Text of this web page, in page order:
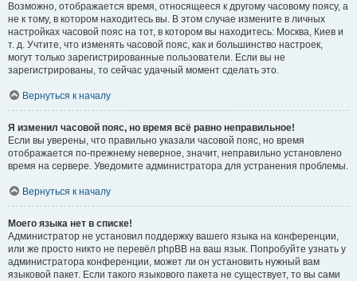
Возможно, отображается время, относящееся к другому часовому поясу, а
не к тому, в котором находитесь вы. В этом случае измените в личных
настройках часовой пояс на тот, в котором вы находитесь: Москва, Киев и
т. д. Учтите, что изменять часовой пояс, как и большинство настроек,
могут только зарегистрированные пользователи. Если вы не
зарегистрированы, то сейчас удачный момент сделать это.
Вернуться к началу
Я изменил часовой пояс, но время всё равно неправильное!
Если вы уверены, что правильно указали часовой пояс, но время
отображается по-прежнему неверное, значит, неправильно установлено
время на сервере. Уведомите администратора для устранения проблемы.
Вернуться к началу
Моего языка нет в списке!
Администратор не установил поддержку вашего языка на конференции,
или же просто никто не перевёл phpBB на ваш язык. Попробуйте узнать у
администратора конференции, может ли он установить нужный вам
языковой пакет. Если такого языкового пакета не существует, то вы сами